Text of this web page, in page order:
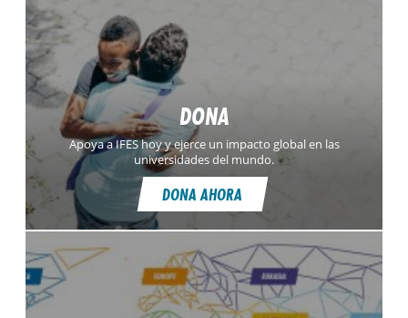
DONA
Apoya a IFES hoy y ejerce un impacto global en las
universidades del mundo.
DONA AHORA